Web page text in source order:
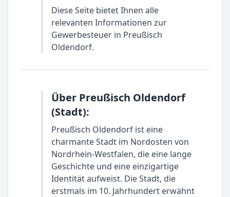
Diese Seite bietet Ihnen alle
relevanten Informationen zur
Gewerbesteuer in Preußisch
Oldendorf.
Über Preußisch Oldendorf
(Stadt):
Preußisch Oldendorf ist eine
charmante Stadt im Nordosten von
Nordrhein-Westfalen, die eine lange
Geschichte und eine einzigartige
Identität aufweist. Die Stadt, die
erstmals im 10. Jahrhundert erwähnt